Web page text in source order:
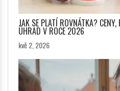
JAK SE PLATÍ ROVNÁTKA?
ÚHRAD V ROCE 2026
kvě 2, 2026